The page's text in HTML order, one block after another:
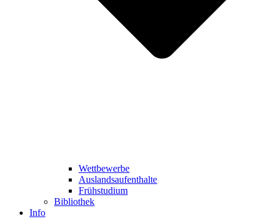
Wettbewerbe
Auslandsaufenthalte
Frühstudium
Bibliothek
Info